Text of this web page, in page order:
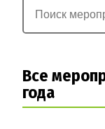
Все
года